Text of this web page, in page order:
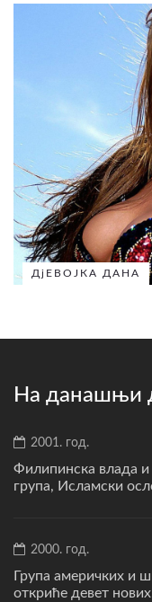
ДјЕВОЈКА ДАНА
На данашњи
2001. год.
Филипинска влада и
група, Исламски
2000. год.
Група америчких и
откриће девет